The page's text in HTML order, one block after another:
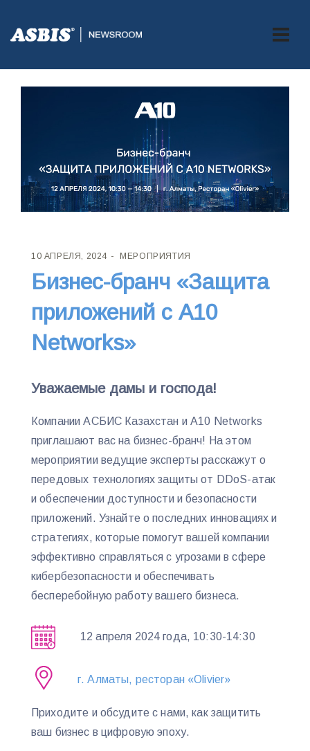
10 АПРЕЛЯ, 2024 МЕРОПРИЯТИЯ
Бизнес-бранч «Защита
приложений с A10
Networks»‎
Уважаемые дамы и господа!
Компании АСБИС Казахстан и A10 Networks
приглашают вас на бизнес-бранч! На этом
мероприятии ведущие эксперты расскажут о
передовых технологиях защиты от DDoS-атак
и обеспечении доступности и безопасности
приложений. Узнайте о последних инновациях и
стратегиях, которые помогут вашей компании
эффективно справляться с угрозами в сфере
кибербезопасности и обеспечивать
бесперебойную работу вашего бизнеса.
12 апреля 2024 года, 10:30-14:30
г. Алматы, ресторан «Olivier»
Приходите и обсудите с нами, как защитить
ваш бизнес в цифровую эпоху.